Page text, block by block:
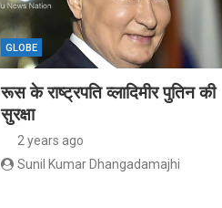
GLOBE
रूस के राष्ट्रपति व्लादिमीर पुतिन की
सुरक्षा
2 years ago
Sunil Kumar Dhangadamajhi